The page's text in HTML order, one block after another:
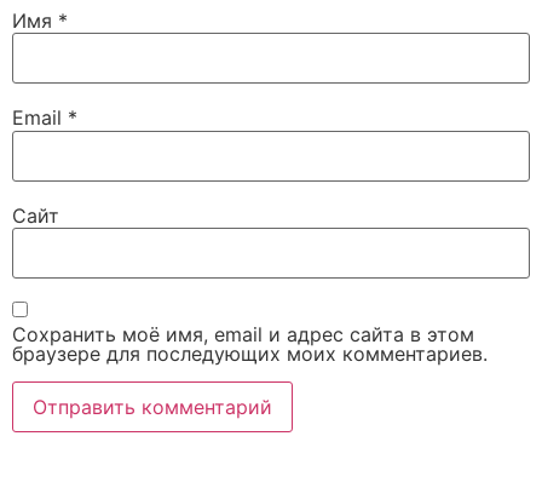
Имя *
Email *
Сайт
Сохранить моё имя, email и адрес сайта в этом
браузере для последующих моих комментариев.